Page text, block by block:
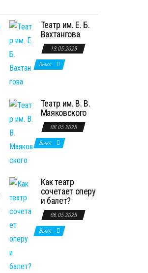
Театр им. Е. Б.
Вахтангова
13.05.2025
Выкл.
Театр им. В. В.
Маяковского
08.05.2025
Выкл.
Как театр
сочетает оперу
и балет?
06.05.2025
Выкл.